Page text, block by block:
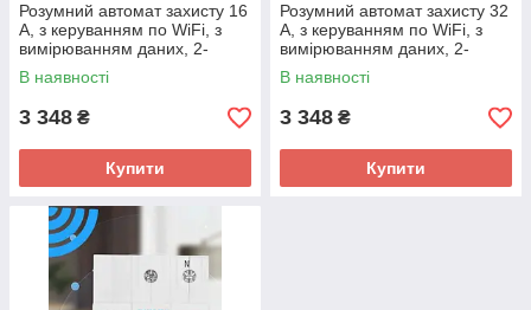
Розумний автомат захисту 16
А, з керуванням по WiFi, з
вимірюванням даних, 2-
полюсний
В наявності
3 348 ₴
Купити
Розумний автомат захисту 32
А, з керуванням по WiFi, з
вимірюванням даних, 2-
полюсний
В наявності
3 348 ₴
Купити